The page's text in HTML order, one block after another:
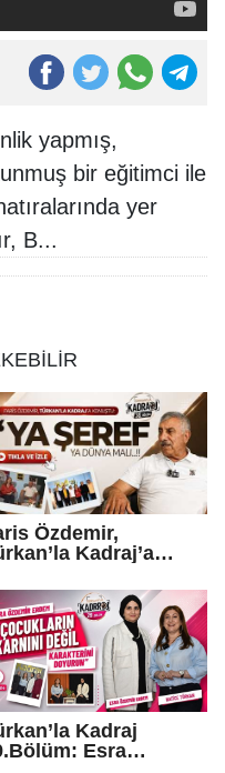
yapmış,
bir eğitimci ile
yer
B...
Özdemir,
Kadraj’a
malı..."
Kadraj
Esra